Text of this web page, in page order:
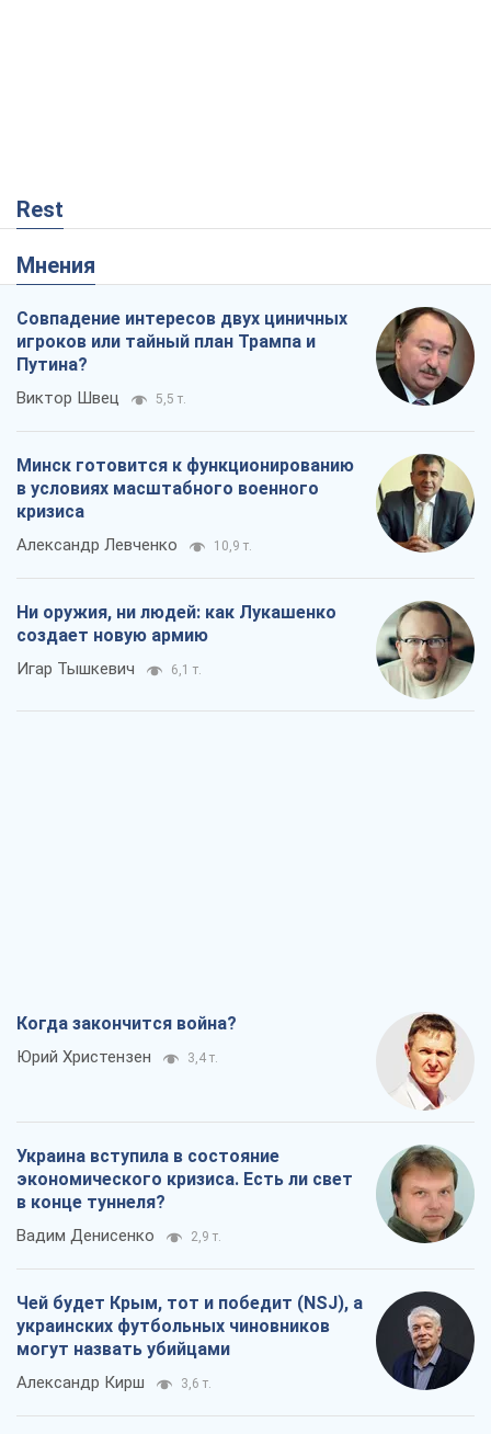
Rest
Мнения
Совпадение интересов двух циничных
игроков или тайный план Трампа и
Путина?
Виктор Швец 5,5 т.
Минск готовится к функционированию
в условиях масштабного военного
кризиса
Александр Левченко 10,9 т.
Ни оружия, ни людей: как Лукашенко
создает новую армию
Игар Тышкевич 6,1 т.
Когда закончится война?
Юрий Христензен 3,4 т.
Украина вступила в состояние
экономического кризиса. Есть ли свет
в конце туннеля?
Вадим Денисенко 2,9 т.
Чей будет Крым, тот и победит (NSJ), а
украинских футбольных чиновников
могут назвать убийцами
Александр Кирш 3,6 т.